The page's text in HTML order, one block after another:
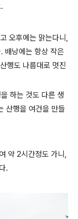
오후에는 맑는다니,
배낭에는 항상 작은
행도 나름대로 멋진
하는 것도 다른 생
산행을 여건을 만들
약 2시간정도 가니,
.